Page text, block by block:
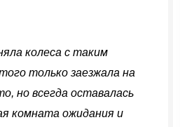
колеса с таким
только заезжала на
но всегда оставалась
комната ожидания и